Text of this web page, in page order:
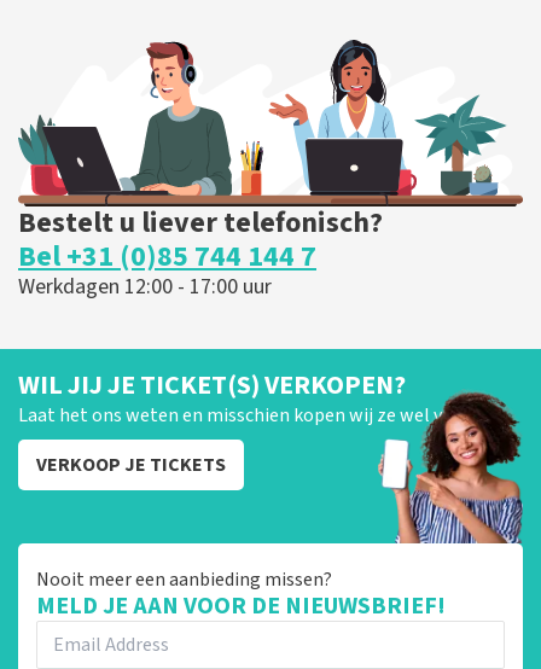
Bestelt u liever telefonisch?
Bel +31 (0)85 744 144 7
Werkdagen 12:00 - 17:00 uur
WIL JIJ JE TICKET(S) VERKOPEN?
Laat het ons weten en misschien kopen wij ze wel van je!
VERKOOP JE TICKETS
Nooit meer een aanbieding missen?
MELD JE AAN VOOR DE NIEUWSBRIEF!